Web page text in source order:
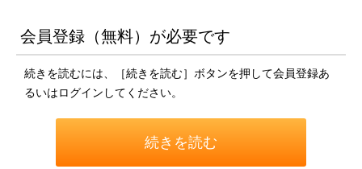
会員登録（無料）が必要です
続きを読むには、［続きを読む］ボタンを押して会員登録あ
るいはログインしてください。
続きを読む